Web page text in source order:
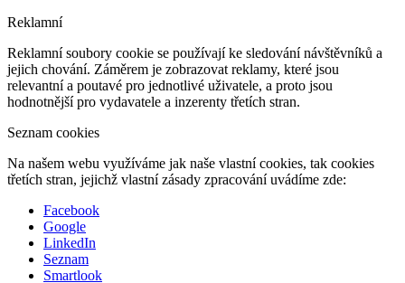
Reklamní
Reklamní soubory cookie se používají ke sledování návštěvníků a
jejich chování. Záměrem je zobrazovat reklamy, které jsou
relevantní a poutavé pro jednotlivé uživatele, a proto jsou
hodnotnější pro vydavatele a inzerenty třetích stran.
Seznam cookies
Na našem webu využíváme jak naše vlastní cookies, tak cookies
třetích stran, jejichž vlastní zásady zpracování uvádíme zde:
Facebook
Google
LinkedIn
Seznam
Smartlook